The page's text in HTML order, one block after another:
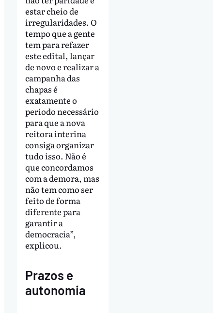
estar cheio de
irregularidades. O
tempo que a gente
tem para refazer
este edital, lançar
de novo e realizar a
campanha das
chapas é
exatamente o
período necessário
para que a nova
reitora interina
consiga organizar
tudo isso. Não é
que concordamos
com a demora, mas
não tem como ser
feito de forma
diferente para
garantir a
democracia”,
explicou.
Prazos e
autonomia